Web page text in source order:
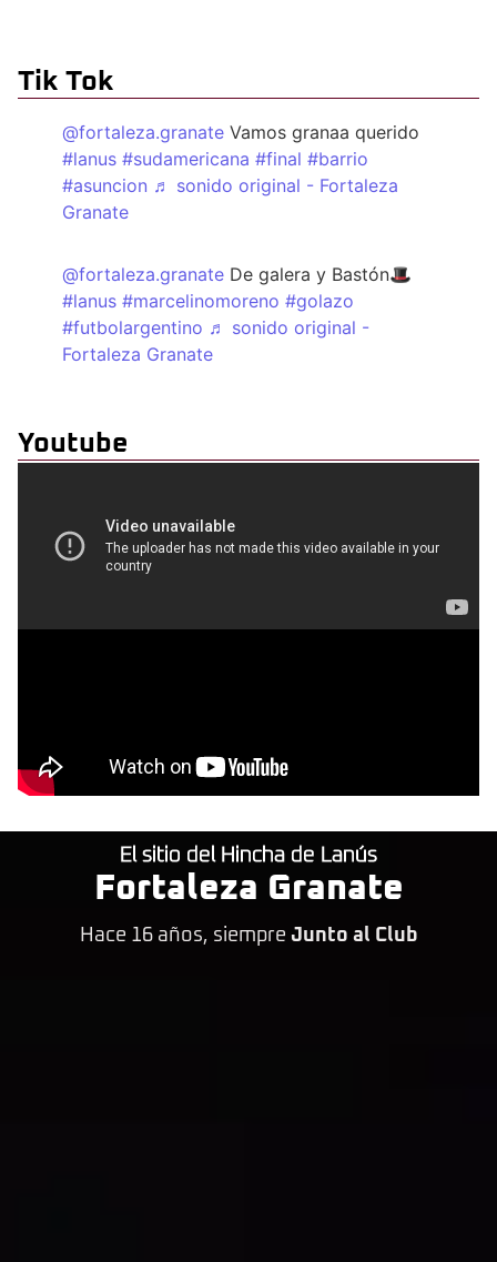
Tik Tok
@fortaleza.granate Vamos granaa querido
#lanus #sudamericana #final #barrio
#asuncion ♬ sonido original - Fortaleza
Granate
@fortaleza.granate De galera y Bastón🎩
#lanus #marcelinomoreno #golazo
#futbolargentino ♬ sonido original -
Fortaleza Granate
Youtube
El sitio del Hincha de Lanús
Fortaleza Granate
Hace 16 años, siempre Junto al Club